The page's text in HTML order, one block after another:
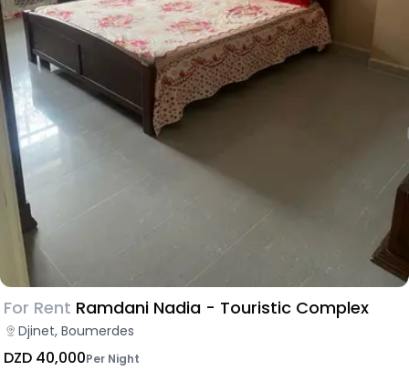
For Rent Ramdani Nadia - Touristic Complex
Djinet, Boumerdes
DZD 40,000Per Night